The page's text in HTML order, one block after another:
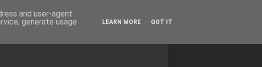
and user-agent
generate usage
LEARN MORE GOT IT